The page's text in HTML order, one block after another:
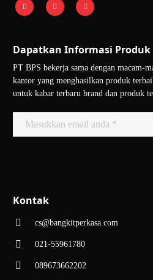
Dapatkan Informasi Produk
PT BPS bekerja sama dengan macam-
kantor yang menghasilkan produk
untuk kabar terbaru brand dan produk
Kontak
cs@bangkitperkasa.com
021-55961780
089673662202